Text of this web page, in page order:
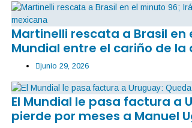
Martinelli rescata a Brasil en
Mundial entre el cariño de
junio 29, 2026
El Mundial le pasa factura a
pierde por meses a Manuel